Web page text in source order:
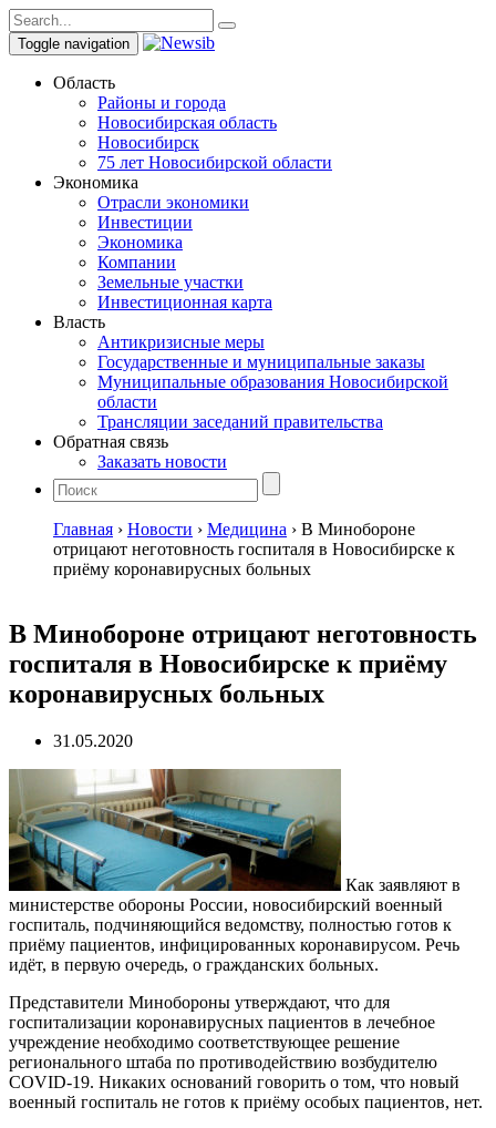
Toggle navigation
Область
Районы и города
Новосибирская область
Новосибирск
75 лет Новосибирской области
Экономика
Отрасли экономики
Инвестиции
Экономика
Компании
Земельные участки
Инвестиционная карта
Власть
Антикризисные меры
Государственные и муниципальные заказы
Муниципальные образования Новосибирской
области
Трансляции заседаний правительства
Обратная связь
Заказать новости
Главная › Новости › Медицина › В Минобороне
отрицают неготовность госпиталя в Новосибирске к
приёму коронавирусных больных
В Минобороне отрицают неготовность
госпиталя в Новосибирске к приёму
коронавирусных больных
31.05.2020
Как заявляют в
министерстве обороны России, новосибирский военный
госпиталь, подчиняющийся ведомству, полностью готов к
приёму пациентов, инфицированных коронавирусом. Речь
идёт, в первую очередь, о гражданских больных.
Представители Минобороны утверждают, что для
госпитализации коронавирусных пациентов в лечебное
учреждение необходимо соответствующее решение
регионального штаба по противодействию возбудителю
COVID-19. Никаких оснований говорить о том, что новый
военный госпиталь не готов к приёму особых пациентов, нет.